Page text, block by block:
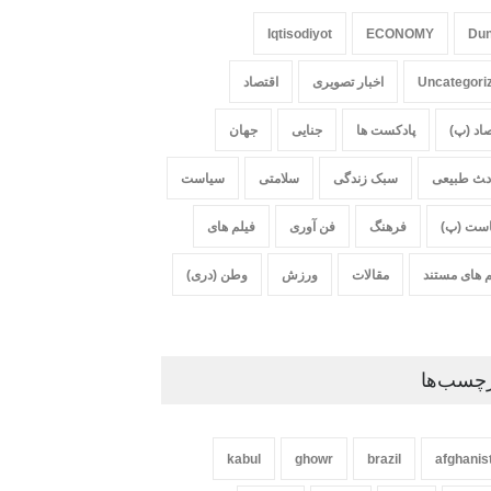
ECONOMY
Iqtisodiyot
اخبار تصویری اقتصاد
(پ) پادکست ها جنایی جهان
طبیعی سبک زندگی سلامتی سیاست
(پ) فرهنگ فن آوری فیلم های
های مستند مقالات ورزش وطن (دری)
brazil
ghowr
kabul